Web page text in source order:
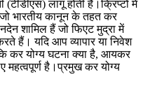
(टीडीएस) लागू होती है।क्रिप्टो में
जो भारतीय कानून के तहत कर
शामिल हैं जो फिएट मुद्रा में
हैं। यदि आप व्यापार या निवेश
कर योग्य घटना क्या है, आयकर
है।प्रमुख कर योग्य